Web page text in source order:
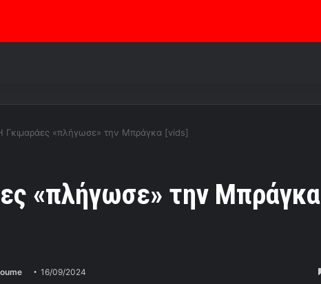
Γκιμαράες «πλήγωσε» την Μπράγκα [vids]
«πλήγωσε» την Μπράγκα
16/09/2024